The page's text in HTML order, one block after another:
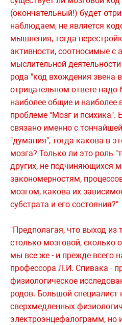
(окончательный!) будет
наблюдаем, не является
мышления, тогда
активности, соотносимые с
мыслительной
рода "код вхождения звена
отрицательном ответе надо
наиболее общие и наиболее
проблеме "Мозг и психика".
связано именно с
"думания", тогда какова в
мозга? Только ли это роль
других, не подчиняющихся
закономерностям,
мозгом, какова их
субстрата и его состояния?"
"Предполагая, что выход из
столько мозговой, сколько
мы все же - и прежде всего
профессора Л.И. Спивака -
физиологическое
родов. Большой специалист
сверхмедленных
электроэнцефалограмм, но